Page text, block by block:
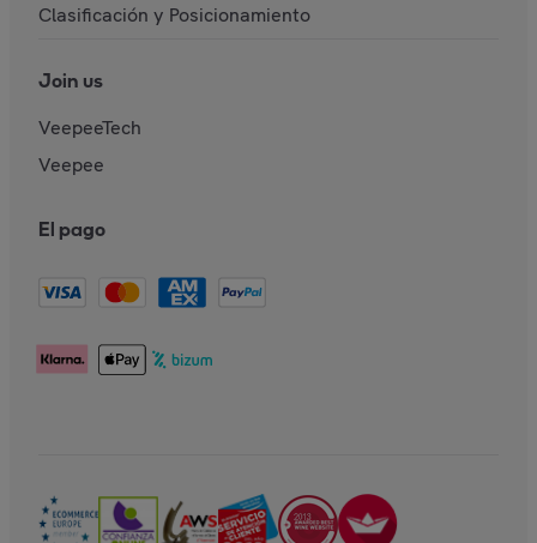
Clasificación y Posicionamiento
Join us
VeepeeTech
Veepee
El pago